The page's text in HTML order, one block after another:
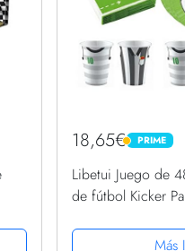
18,65€ PRIME
PRIME
Libetui Juego de
de fútbol Kicker
de papel niños yMás